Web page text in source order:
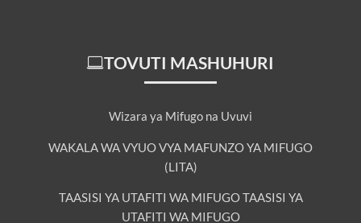
TOVUTI MASHUHURI
Wizara ya Mifugo na Uvuvi
WAKALA WA VYUO VYA MAFUNZO YA MIFUGO
(LITA)
TAASISI YA UTAFITI WA MIFUGO TAASISI YA
UTAFITI WA MIFUGO